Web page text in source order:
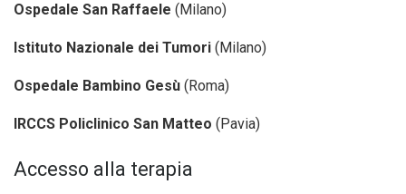
Ospedale San Raffaele (Milano)
Istituto Nazionale dei Tumori (Milano)
Ospedale Bambino Gesù (Roma)
IRCCS Policlinico San Matteo (Pavia)
Accesso alla terapia